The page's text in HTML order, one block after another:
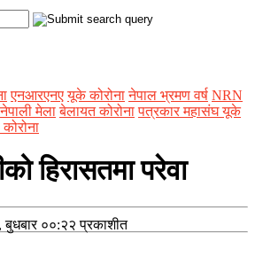
एनआरएनए यूके कोरोना नेपाल भ्रमण वर्ष NRN
नेपाली मेला बेलायत कोरोना पत्रकार महासंघ यूके
हिरासतमा परेवा
००:२२ प्रकाशीत